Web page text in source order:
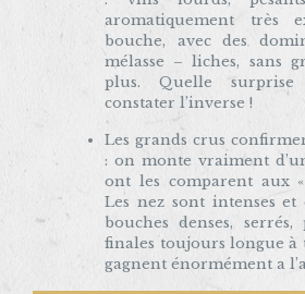
aromatiquement très
bouche, avec des
mélasse – liches, sans
plus. Quelle surprise
constater l’inverse !
Les grands crus
: on monte vraiment
ont les comparent aux «
Les nez sont intenses et
bouches denses, serrés,
finales toujours longue à
gagnent énormément a